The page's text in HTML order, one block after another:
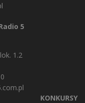
5
1.2
KONKURSY